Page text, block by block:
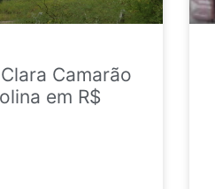
Camarão
em R$